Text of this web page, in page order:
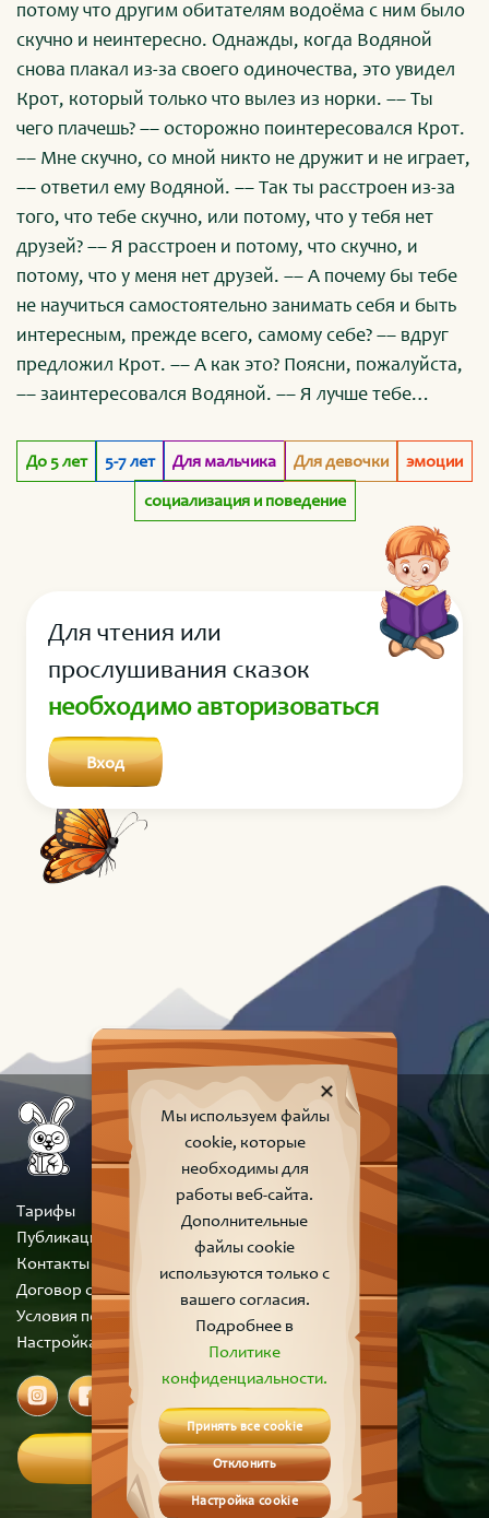
потому что другим обитателям водоёма с ним было
скучно и неинтересно. Однажды, когда Водяной
снова плакал из-за своего одиночества, это увидел
Крот, который только что вылез из норки. –– Ты
чего плачешь? –– осторожно поинтересовался Крот.
–– Мне скучно, со мной никто не дружит и не играет,
–– ответил ему Водяной. –– Так ты расстроен из-за
того, что тебе скучно, или потому, что у тебя нет
друзей? –– Я расстроен и потому, что скучно, и
потому, что у меня нет друзей. –– А почему бы тебе
не научиться самостоятельно занимать себя и быть
интересным, прежде всего, самому себе? –– вдруг
предложил Крот. –– А как это? Поясни, пожалуйста,
–– заинтересовался Водяной. –– Я лучше тебе
Кротом под землёй. –– Как тут темно и страшно! Как
ты тут вообще живёшь? Ведь здесь же ещё скучнее,
–– воскликнул Водяной. –– Тебе только кажется. А
теперь послушай меня внимательно. Каждый день я
живу под землёй и не скучаю. Иногда я рою
подземный тоннель, иногда наблюдаю, как в земле
копошатся червячки, а когда устаю, то
останавливаюсь и просто прислушиваюсь, что
вокруг меня происходит, наслаждаюсь запахом
любимой земли. Заметь, ни в одном из этих случаев
я не скучаю. Потому что мне с собой всегда
интересно. А в твоём пруду разве нет ничего
примечательного?
До 5 лет 5-7 лет Для мальчика Для девочки
эмоции
социализация и поведение
Для чтения или
прослушивания сказок
необходимо авторизоваться
Вход
Тарифы
Публикации
Контакты
Договор оферты
Условия пользования сайтом
Настройка cookie
Вход
Мы используем файлы
cookie, которые
необходимы для
работы веб-сайта.
Дополнительные
файлы cookie
используются только с
вашего согласия.
Подробнее в
Политике
конфиденциальности.
Принять все cookie
Отклонить
Настройка cookie